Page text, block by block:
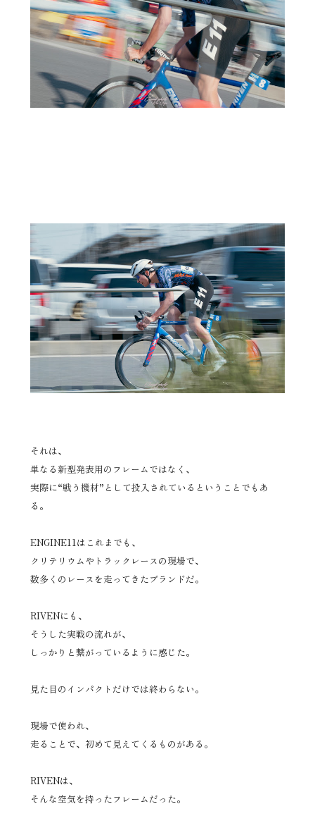
それは、
単なる新型発表用のフレームではなく、
実際に“戦う機材”として投入されているということでもあ
る。
ENGINE11はこれまでも、
クリテリウムやトラックレースの現場で、
数多くのレースを走ってきたブランドだ。
RIVENにも、
そうした実戦の流れが、
しっかりと繋がっているように感じた。
見た目のインパクトだけでは終わらない。
現場で使われ、
走ることで、初めて見えてくるものがある。
RIVENは、
そんな空気を持ったフレームだった。